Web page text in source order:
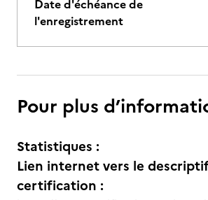
Date d'échéance de
l'enregistrement
Pour plus
Statistiques :
Lien internet vers le
certification :